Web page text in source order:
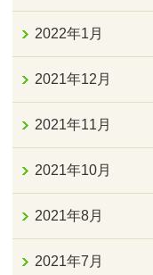
2022年1月
2021年12月
2021年11月
2021年10月
2021年8月
2021年7月